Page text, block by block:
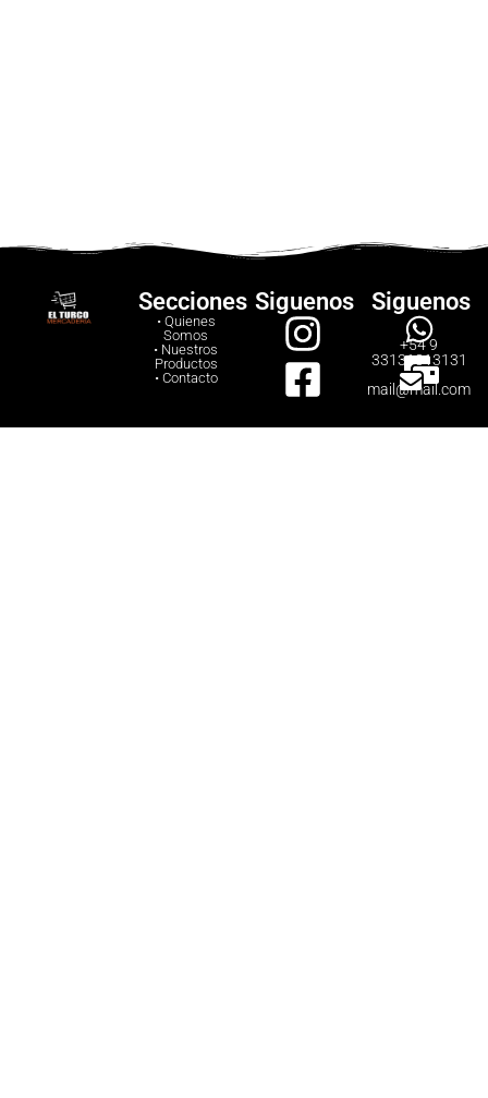
Secciones
• Quienes
Somos
• Nuestros
Productos
• Contacto
Siguenos Siguenos
+54 9
33131313131
mail@mail.com